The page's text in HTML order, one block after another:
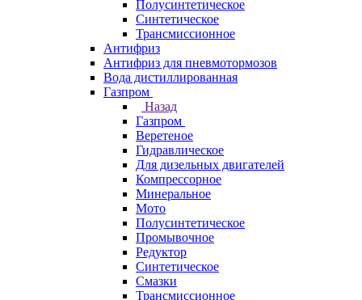
Полусинтетическое
Синтетическое
Трансмиссионное
Антифриз
Антифриз для пневмотормозов
Вода дистиллированная
Газпром
Назад
Газпром
Веретеное
Гидравлическое
Для дизельных двигателей
Компрессорное
Минеральное
Мото
Полусинтетическое
Промывочное
Редуктор
Синтетическое
Смазки
Трансмиссионное